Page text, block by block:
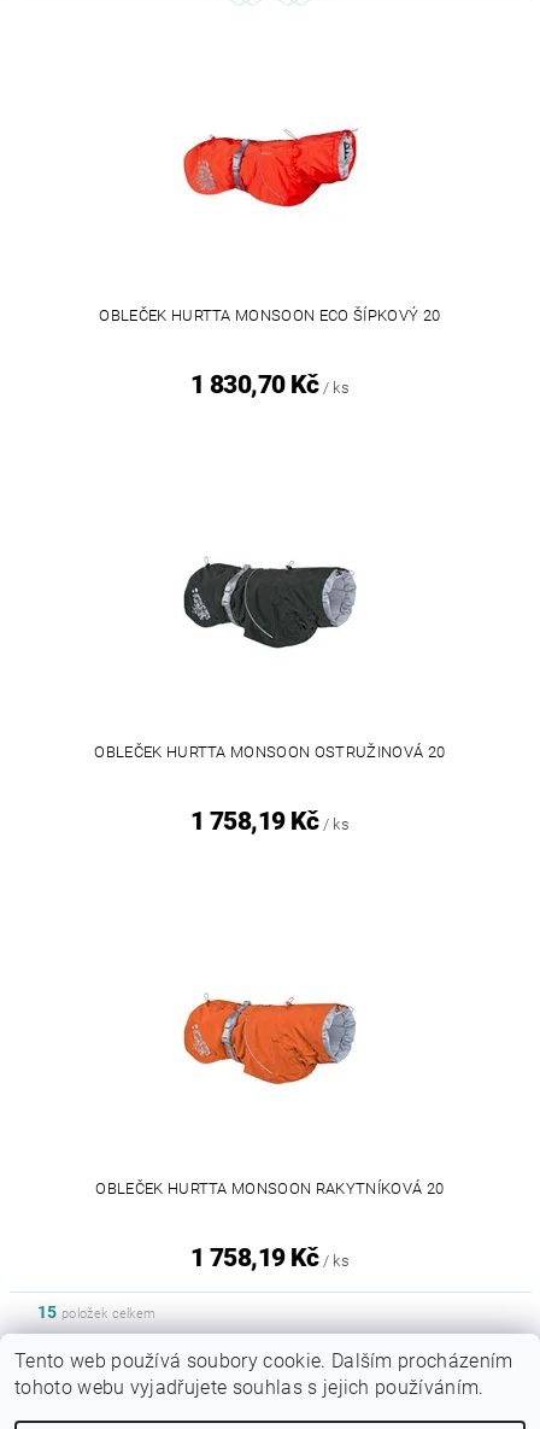
OBLEČEK HURTTA MONSOON ECO ŠÍPKOVÝ 20
1 830,70 Kč / ks
OBLEČEK HURTTA MONSOON OSTRUŽINOVÁ 20
1 758,19 Kč / ks
OBLEČEK HURTTA MONSOON RAKYTNÍKOVÁ 20
1 758,19 Kč / ks
15 položek celkem
Sytypes.cz Dogfoodanalysis.com
Tento web používá soubory cookie. Dalším procházením
tohoto webu vyjadřujete souhlas s jejich používáním.